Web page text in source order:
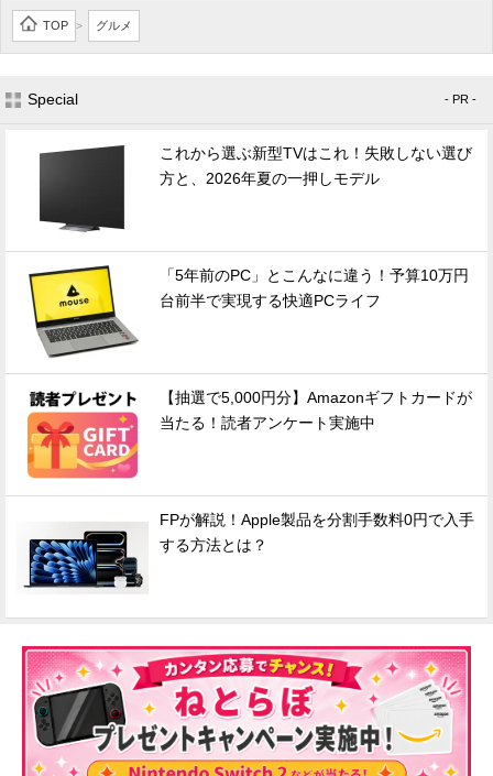
TOP > グルメ
Special - PR -
これから選ぶ新型TVはこれ！失敗しない選び
方と、2026年夏の一押しモデル
「5年前のPC」とこんなに違う！予算10万円
台前半で実現する快適PCライフ
【抽選で5,000円分】Amazonギフトカードが
当たる！読者アンケート実施中
FPが解説！Apple製品を分割手数料0円で入手
する方法とは？